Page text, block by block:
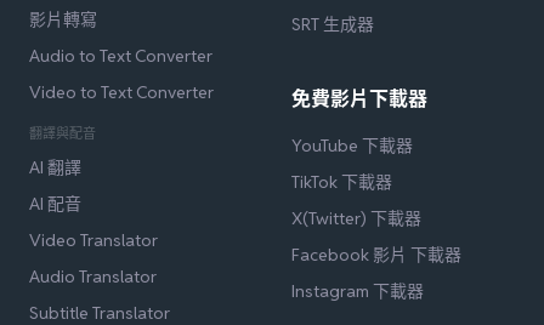
影片轉寫
Audio to Text Converter
Video to Text Converter
翻譯與配音
AI 翻譯
AI 配音
Video Translator
Audio Translator
Subtitle Translator
SRT 生成器
免費影片下載器
YouTube 下載器
TikTok 下載器
X(Twitter) 下載器
Facebook 影片 下載器
Instagram 下載器